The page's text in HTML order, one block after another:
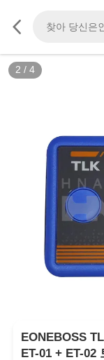
2 / 4
EONEBOSS
ET-01 + ET-02